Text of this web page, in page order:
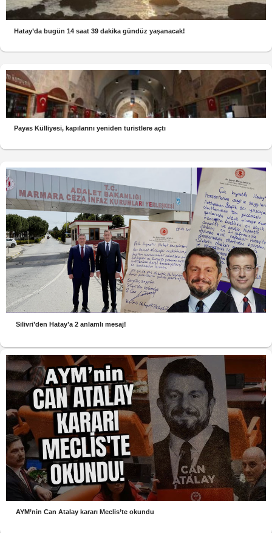
Hatay’da bugün 14 saat 39 dakika gündüz yaşanacak!
Payas Külliyesi, kapılarını yeniden turistlere açtı
Silivri’den Hatay’a 2 anlamlı mesaj!
AYM’nin Can Atalay kararı Meclis’te okundu